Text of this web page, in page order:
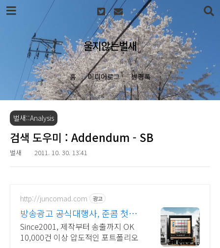
본문 바로가기
울지않는벌새
홈 미디어로그 방명록
벌새::Analysis
검색 도우미 : Addendum - SB
벌새 2011. 10. 30. 13:41
http://juncomad.com 광고
방송광고 공식대행사, 준콤 첫광
고 진행시 20% 할인!
Since2001, 제작부터 송출까지 OK
10,000건 이상 압도적인 포트폴리오